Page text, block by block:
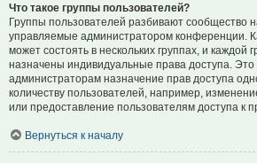
Что такое группы пользователей?
Группы пользователей разбивают сообщество
управляемые администратором конференции.
может состоять в нескольких группах, и каждой
назначены индивидуальные права доступа. Это
администраторам назначение прав доступа
количеству пользователей, например,
или предоставление пользователям доступа к
Вернуться к началу